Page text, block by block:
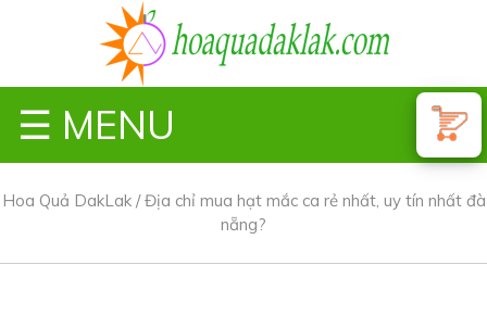
☰ MENU
Hoa Quả DakLak/Địa chỉ mua hạt mắc ca rẻ nhất, uy tín nhất đà
nẵng?